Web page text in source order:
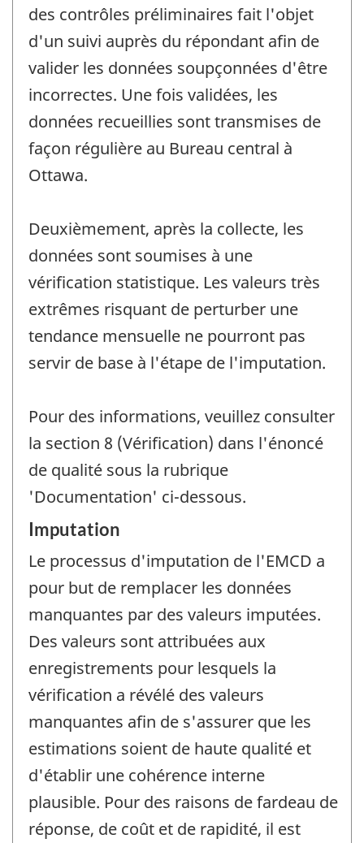
des contrôles préliminaires fait l'objet
d'un suivi auprès du répondant afin de
valider les données soupçonnées d'être
incorrectes. Une fois validées, les
données recueillies sont transmises de
façon régulière au Bureau central à
Ottawa.
Deuxièmement, après la collecte, les
données sont soumises à une
vérification statistique. Les valeurs très
extrêmes risquant de perturber une
tendance mensuelle ne pourront pas
servir de base à l'étape de l'imputation.
Pour des informations, veuillez consulter
la section 8 (Vérification) dans l'énoncé
de qualité sous la rubrique
'Documentation' ci-dessous.
Imputation
Le processus d'imputation de l'EMCD a
pour but de remplacer les données
manquantes par des valeurs imputées.
Des valeurs sont attribuées aux
enregistrements pour lesquels la
vérification a révélé des valeurs
manquantes afin de s'assurer que les
estimations soient de haute qualité et
d'établir une cohérence interne
plausible. Pour des raisons de fardeau de
réponse, de coût et de rapidité, il est